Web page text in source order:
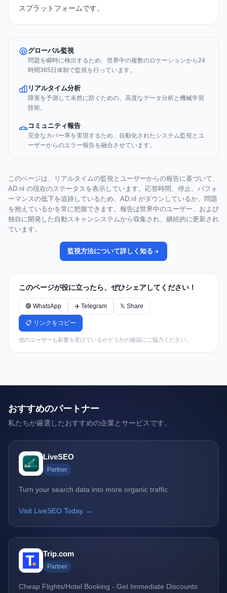
スプラットフォームです。
グローバル監視
問題を瞬時に検出するため、世界中の複数のロケーションから24
時間365日体制で監視を行っています。
リアルタイム分析
障害を予測して未然に防ぐための、高度なデータ分析と機械学習
技術。
コミュニティ報告
完全なカバー率を実現するため、自動化されたシステム監視とユ
ーザーからのエラー報告を融合させています。
このページは、リアルタイムの監視とユーザーからの報告に基づいて、
AD.nl の現在のステータスを表示しています。応答時間、停止、パフォ
ーマンスの低下を追跡しているため、AD.nl がダウンしているか、問題
を抱えているかを常に把握できます。報告は世界中のユーザー、および
独自に開発した自動スキャンシステムから収集され、継続的に更新され
ています。
監視方法について詳しく知る
このページが役に立ったら、ぜひシェアしてください！
🟢 WhatsApp ✈️ Telegram 𝕏 Share
📋 リンクをコピー
他のユーザーも影響を受けているかどうかの確認にご協力ください。
おすすめのパートナー
私たちが厳選したおすすめの企業とサービスです。
LiveSEO
Partner
Turn your search data into more organic traffic
Visit LiveSEO Today →
Trip.com
Partner
Cheap Flights/Hotel Booking - Get Immediate Discounts